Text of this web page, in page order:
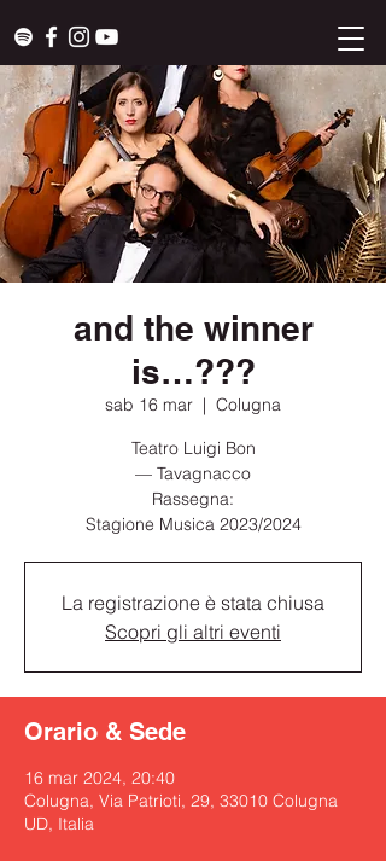
and the winner
is…???
sab 16 mar
  |
Colugna
Teatro Luigi Bon
— Tavagnacco
Rassegna:
Stagione Musica 2023/2024
La registrazione è stata chiusa
Scopri gli altri eventi
Orario & Sede
16 mar 2024, 20:40
Colugna, Via Patrioti, 29, 33010 Colugna
UD, Italia